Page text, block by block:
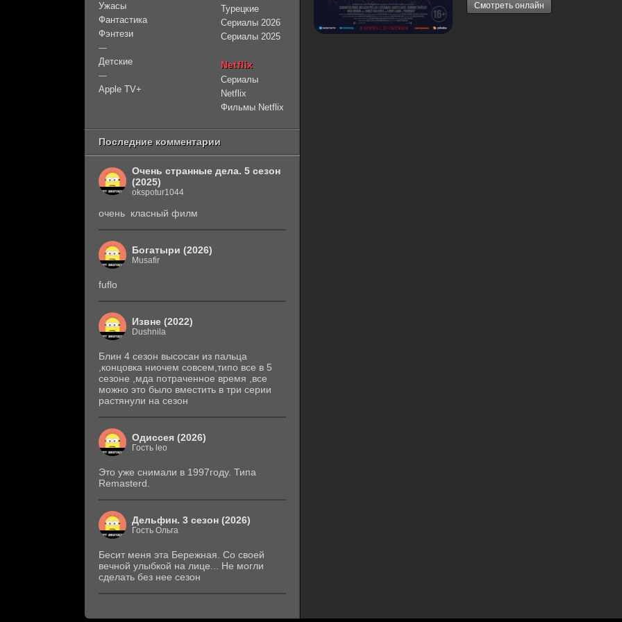
Смотреть онлайн
Ужасы
Фантастика
Фэнтези
—
Детские
—
Apple TV+
Турецкие
Сериалы 2026
Сериалы 2025
Netflix
Сериалы
Netflix
Фильмы Netflix
Последние комментарии
Очень странные дела. 5 сезон
(2025)
okspotur1044
очень класный филм
Богатыри (2026)
Musafir
fuflo
Извне (2022)
Dushnila
Блин 4 сезон высосан из пальца
,концовка ниочем совсем,типо все в 5
сезоне ,мда потраченное время ,все
можно это было вместить в три серии
растянули на сезон
Одиссея (2026)
Гость leo
Это уже снимали в 1997году. Типа
Remasterd.
Дельфин. 3 сезон (2026)
Гость Ольга
Бесит меня эта Бережная. Со своей
вечной улыбкой на лице... Не могли
сделать без нее сезон